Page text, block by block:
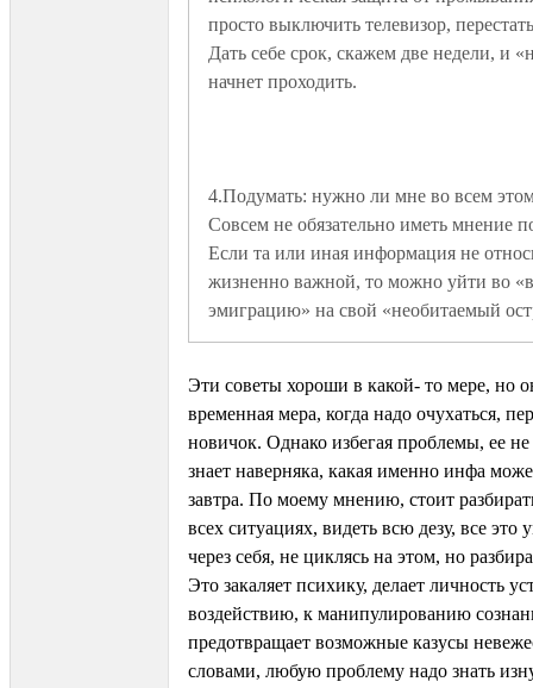
просто выключить телевизор,
Дать себе срок, скажем две недели, и
4.Подумать: нужно ли мне во всем этом
Совсем не обязательно иметь мнение
Если та или иная информация не
жизненно важной, то можно уйти во
эмиграцию» на свой «необитаемый
Эти советы хороши в какой- то мере, но
временная мера, когда надо очухаться,
новичок. Однако избегая проблемы, ее
знает наверняка, какая именно инфа
завтра. По моему мнению, стоит
всех ситуациях, видеть всю дезу, все это
через себя, не циклясь на этом, но
Это закаляет психику, делает личность
воздействию, к манипулированию
предотвращает возможные казусы
словами, любую проблему надо знать